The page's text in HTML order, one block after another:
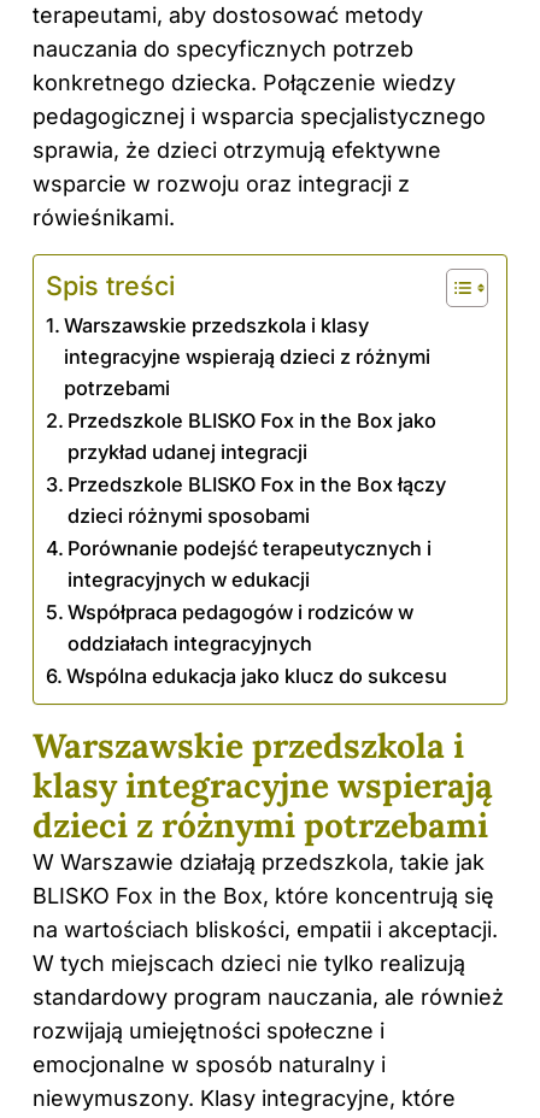
terapeutami, aby dostosować metody
nauczania do specyficznych potrzeb
konkretnego dziecka. Połączenie wiedzy
pedagogicznej i wsparcia specjalistycznego
sprawia, że dzieci otrzymują efektywne
wsparcie w rozwoju oraz integracji z
rówieśnikami.
Spis treści
Warszawskie przedszkola i klasy
integracyjne wspierają dzieci z różnymi
potrzebami
Przedszkole BLISKO Fox in the Box jako
przykład udanej integracji
Przedszkole BLISKO Fox in the Box łączy
dzieci różnymi sposobami
Porównanie podejść terapeutycznych i
integracyjnych w edukacji
Współpraca pedagogów i rodziców w
oddziałach integracyjnych
Wspólna edukacja jako klucz do sukcesu
Warszawskie przedszkola i
klasy integracyjne wspierają
dzieci z różnymi potrzebami
W Warszawie działają przedszkola, takie jak
BLISKO Fox in the Box, które koncentrują się
na wartościach bliskości, empatii i akceptacji.
W tych miejscach dzieci nie tylko realizują
standardowy program nauczania, ale również
rozwijają umiejętności społeczne i
emocjonalne w sposób naturalny i
niewymuszony. Klasy integracyjne, które